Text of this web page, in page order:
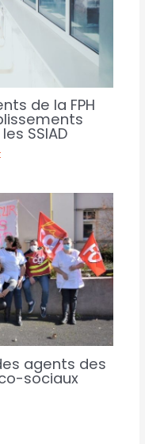
de la FPH
SSIAD
agents des
sociaux